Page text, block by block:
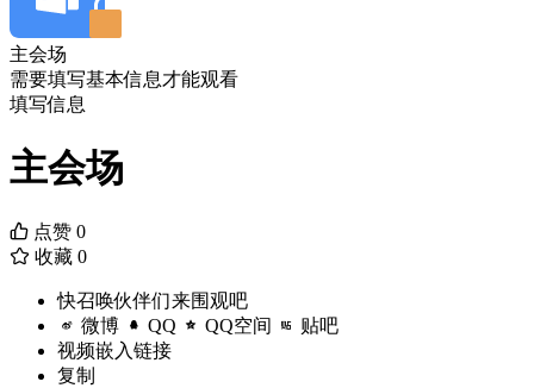
主会场
需要填写基本信息才能观看
填写信息
主会场
点赞 0
收藏 0
快召唤伙伴们来围观吧
微博 QQ QQ空间 贴吧
视频嵌入链接
复制